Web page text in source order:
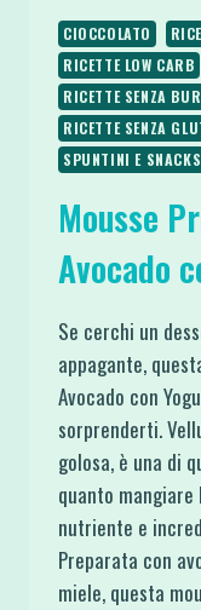
CIOCCOLATO
RICETTE LOW CARB
RICETTE SENZA
RICETTE SENZA
SPUNTINI E SNACKS
Mousse
Avocado
Se cerchi un
appagante,
Avocado con
sorprenderti.
golosa, è una di
quanto mangiare
nutriente e
Preparata con
miele, questa